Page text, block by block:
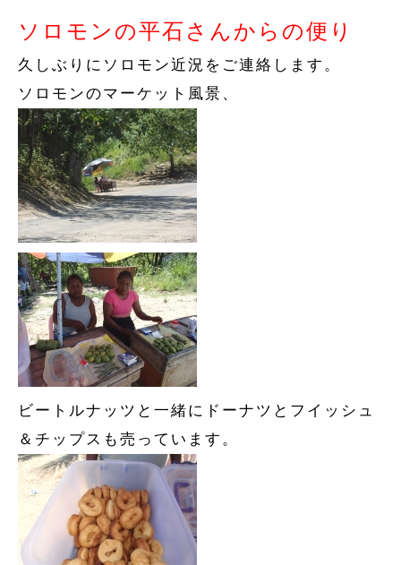
ソロモンの平石さんからの便り
久しぶりにソロモン近況をご連絡します。
ソロモンのマーケット風景、
ビートルナッツと一緒にドーナツとフイッシュ
＆チップスも売っています。